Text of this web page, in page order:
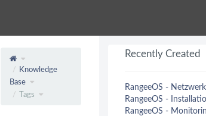
Knowledge
Base
Tags
Recently Created
RangeeOS -
RangeeOS -
RangeeOS -